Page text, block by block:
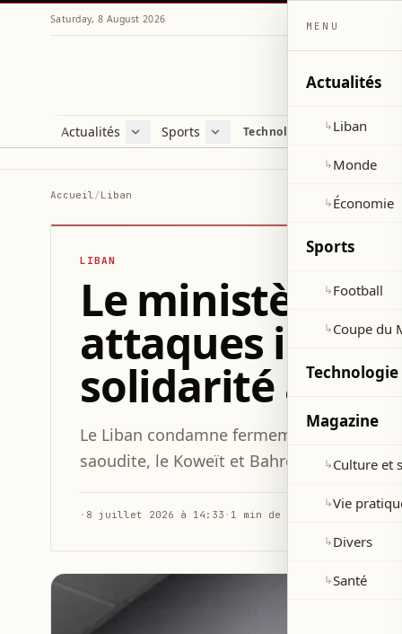
Saturday, 8 August 2026
Actualités
Liban
Sports
Football
Technologie et sciences
Accueil/Liban
LIBAN
Le ministère
attaques
solidarité avec
Le Liban condamne fermement les
saoudite, le Koweït et Bahreïn, affirmant
· 8 juillet 2026 à 14:33 · 1 min de lecture
MENU
Actualités
↳Liban
↳Monde
↳Économie
Sports
↳Football
↳Coupe du
Technologie
Magazine
↳Culture et
↳Vie
↳Divers
↳Santé